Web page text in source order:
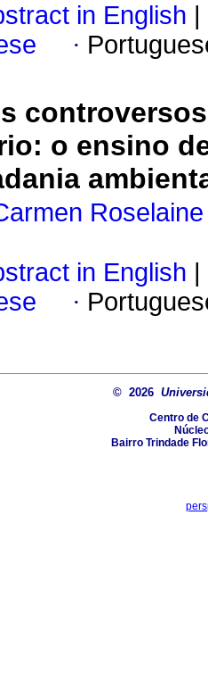
in English
·
o ensino
in English
·
© 2026
Centro de
Bairro Trindade